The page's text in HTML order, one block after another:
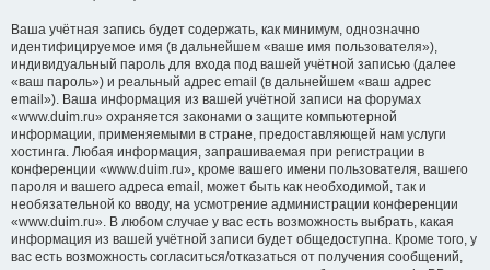
Ваша учётная запись будет содержать, как минимум, однозначно
идентифицируемое имя (в дальнейшем «ваше имя пользователя»),
индивидуальный пароль для входа под вашей учётной записью (далее
«ваш пароль») и реальный адрес email (в дальнейшем «ваш адрес
email»). Ваша информация из вашей учётной записи на форумах
«www.duim.ru» охраняется законами о защите компьютерной
информации, применяемыми в стране, предоставляющей нам услуги
хостинга. Любая информация, запрашиваемая при регистрации в
конференции «www.duim.ru», кроме вашего имени пользователя, вашего
пароля и вашего адреса email, может быть как необходимой, так и
необязательной ко вводу, на усмотрение администрации конференции
«www.duim.ru». В любом случае у вас есть возможность выбрать, какая
информация из вашей учётной записи будет общедоступна. Кроме того, у
вас есть возможность согласиться/отказаться от получения сообщений,